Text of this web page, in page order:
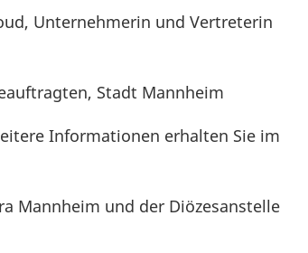
Unternehmerin und Vertreterin
Stadt Mannheim
Informationen erhalten Sie im
Mannheim und der Diözesanstelle